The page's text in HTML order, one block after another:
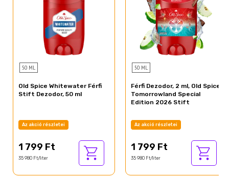
Geraniol
Geranyl Acetate
Juniperus Virginiana Oil
Limonene
Linalool
Linalyl Acetate
Tetramethyl Acetyloctahydronaphthalenes
50 ML
Old Spice Whitewater Férfi
Stift Dezodor, 50 ml
Az akció részletei
1 799 Ft
35 980 Ft/liter
50 ML
Férfi Dezodor, 2 ml, Old Spice
Tomorrowland Special
Edition 2026 Stift
Az akció részletei
1 799 Ft
35 980 Ft/liter